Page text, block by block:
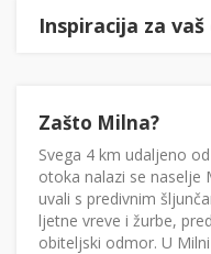
Inspiracija za
Zašto Milna?
Svega 4 km udaljeno
otoka nalazi se naselje
uvali s predivnim
ljetne vreve i žurbe,
obiteljski odmor. U